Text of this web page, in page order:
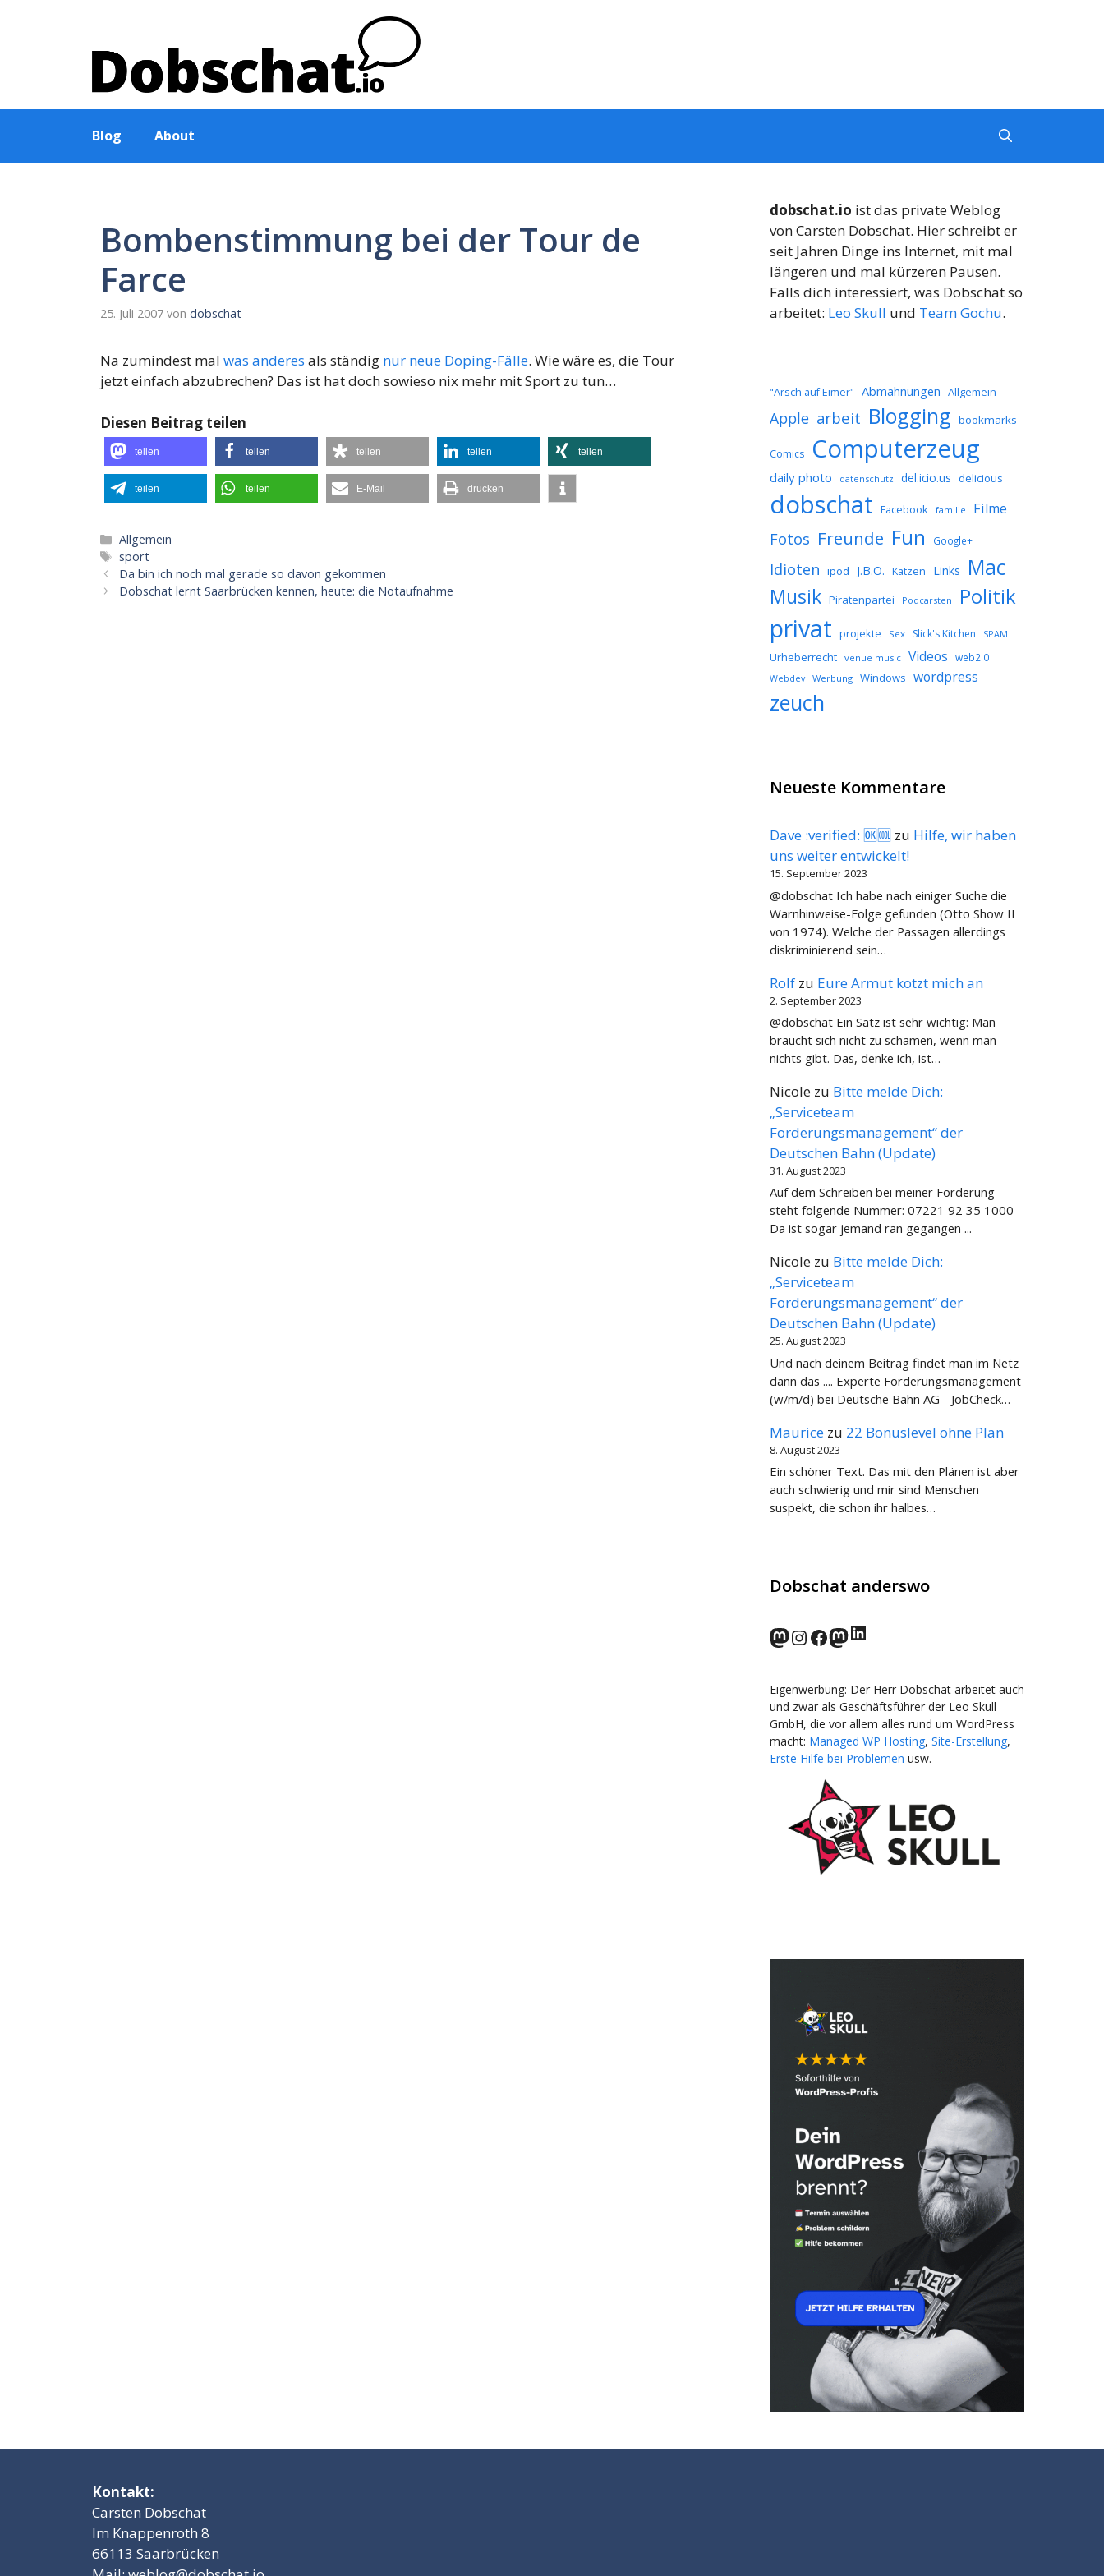
Blog About
Bombenstimmung bei der Tour de
Farce
25. Juli 2007 von dobschat
Na zumindest mal was anderes als ständig nur neue Doping-Fälle. Wie wäre es, die Tour
jetzt einfach abzubrechen? Das ist hat doch sowieso nix mehr mit Sport zu tun…
Diesen Beitrag teilen
teilen teilen teilen teilen teilen
teilen teilen E-Mail drucken
Kategorien
Allgemein
Schlagwörter
sport
Da bin ich noch mal gerade so davon gekommen
Dobschat lernt Saarbrücken kennen, heute: die Notaufnahme
dobschat.io ist das private Weblog
von Carsten Dobschat. Hier schreibt er
seit Jahren Dinge ins Internet, mit mal
längeren und mal kürzeren Pausen.
Falls dich interessiert, was Dobschat so
arbeitet: Leo Skull und Team Gochu.
"Arsch auf Eimer" Abmahnungen Allgemein
Apple arbeit Blogging bookmarks
Comics Computerzeug
daily photo datenschutz del.icio.us delicious
dobschat Facebook familie Filme
Fotos Freunde Fun Google+
Idioten ipod J.B.O. Katzen Links Mac
Musik Piratenpartei Podcarsten Politik
privat projekte Sex Slick's Kitchen SPAM
Urheberrecht venue music Videos web2.0
Webdev Werbung Windows wordpress
zeuch
Neueste Kommentare
Dave :verified: 🆗🆒 zu Hilfe, wir haben
uns weiter entwickelt!
15. September 2023
@dobschat Ich habe nach einiger Suche die
Warnhinweise-Folge gefunden (Otto Show II
von 1974). Welche der Passagen allerdings
diskriminierend sein…
Rolf zu Eure Armut kotzt mich an
2. September 2023
@dobschat Ein Satz ist sehr wichtig: Man
braucht sich nicht zu schämen, wenn man
nichts gibt. Das, denke ich, ist…
Nicole zu Bitte melde Dich:
„Serviceteam
Forderungsmanagement“ der
Deutschen Bahn (Update)
31. August 2023
Auf dem Schreiben bei meiner Forderung
steht folgende Nummer: 07221 92 35 1000
Da ist sogar jemand ran gegangen ...
Nicole zu Bitte melde Dich:
„Serviceteam
Forderungsmanagement“ der
Deutschen Bahn (Update)
25. August 2023
Und nach deinem Beitrag findet man im Netz
dann das .... Experte Forderungsmanagement
(w/m/d) bei Deutsche Bahn AG - JobCheck…
Maurice zu 22 Bonuslevel ohne Plan
8. August 2023
Ein schöner Text. Das mit den Plänen ist aber
auch schwierig und mir sind Menschen
suspekt, die schon ihr halbes…
Dobschat anderswo
norden.social
Instagram
Facebook
wp-punks.social
LinkedIn
Eigenwerbung: Der Herr Dobschat arbeitet auch
und zwar als Geschäftsführer der Leo Skull
GmbH, die vor allem alles rund um WordPress
macht: Managed WP Hosting, Site-Erstellung,
Erste Hilfe bei Problemen usw.
Kontakt:
Carsten Dobschat
Im Knappenroth 8
66113 Saarbrücken